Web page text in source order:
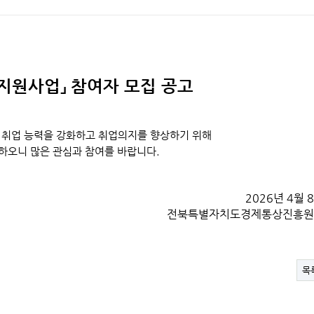
사업」 참여자 모집 공고
업 능력을 강화하고 취업의지를 향상하기 위해
오니 많은 관심과 참여를 바랍니다.
2026년 4월
전북특별자치도경제통상진흥
목